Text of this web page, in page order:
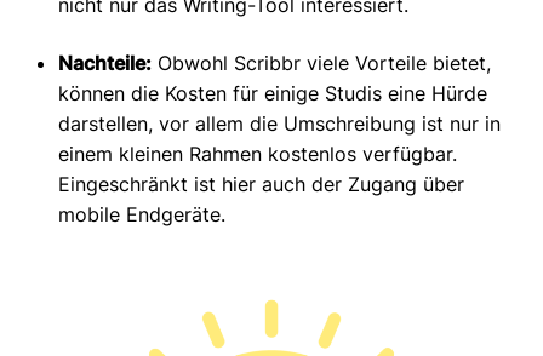
Nachteile: Obwohl Scribbr viele Vorteile bietet,
können die Kosten für einige Studis eine Hürde
darstellen, vor allem die Umschreibung ist nur in
einem kleinen Rahmen kostenlos verfügbar.
Eingeschränkt ist hier auch der Zugang über
mobile Endgeräte.